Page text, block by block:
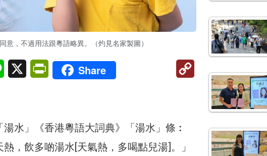
意，不過用法跟粵語略異。（灼見名家製圖）
Line X PrintFriendly
Share
水」《香港粵語大詞典》「湯水」條︰
熱，飲多啲湯水[天氣熱，多喝點兒湯]。」